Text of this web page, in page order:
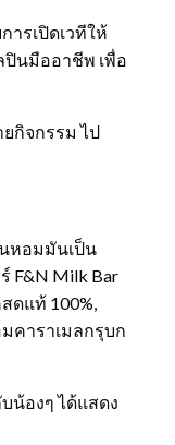
รเปิดเวทีให้
ปินมืออาชีพ เพื่อ
กิจกรรม ไป
หอมมันเป็น
F&N Milk Bar
ดแท้ 100%,
คาราเมลกรุบก
น้องๆ ได้แสดง